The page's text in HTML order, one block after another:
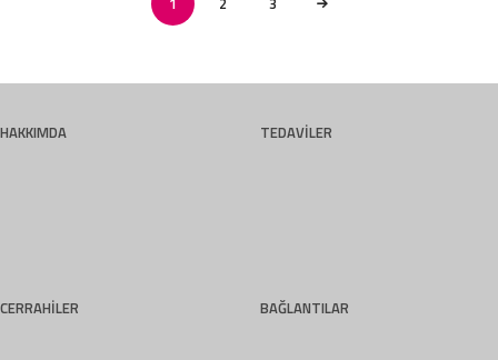
HAKKIMDA TEDAVİLER
CERRAHİLER BAĞLANTILAR